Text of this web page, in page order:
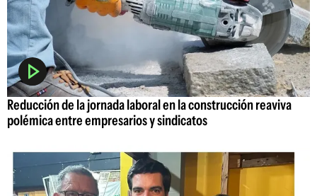
Reducción de la jornada laboral en la construcción reaviva
polémica entre empresarios y sindicatos